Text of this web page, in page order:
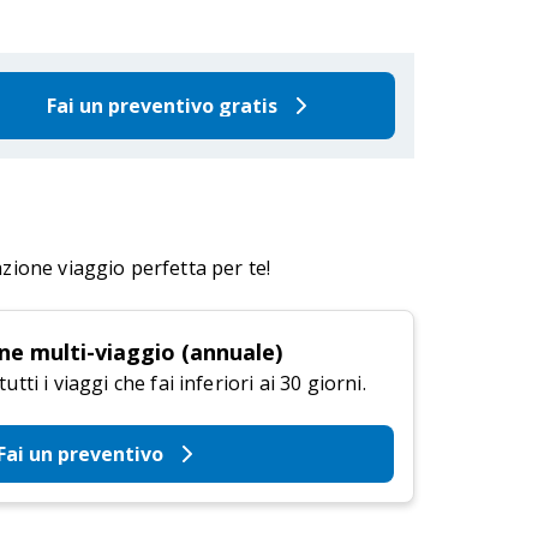
Fai un preventivo gratis
viaggio perfetta per te!
multi-viaggio (annuale)
i viaggi che fai inferiori ai 30 giorni.
un preventivo